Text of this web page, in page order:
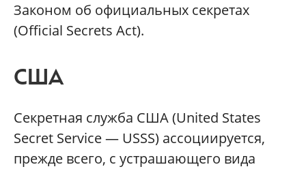
Законом об официальных секретах
(Official Secrets Act).
США
Секретная служба США (United States
Secret Service — USSS) ассоциируется,
прежде всего, с устрашающего вида